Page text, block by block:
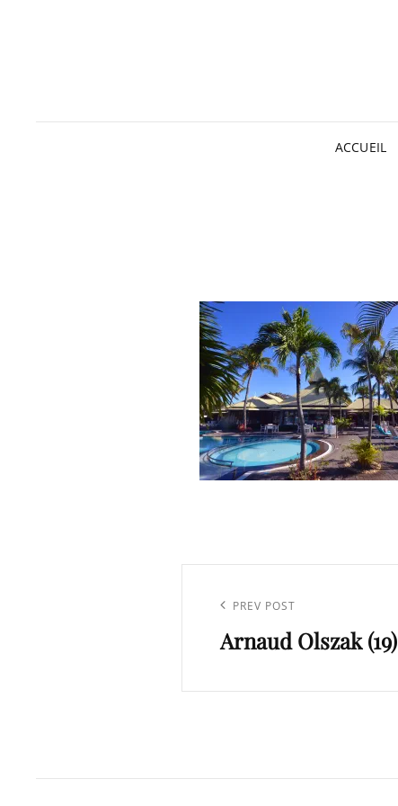
ACCUEIL
l’article
Previous
Post
PREV POST
Arnaud Olszak (19)